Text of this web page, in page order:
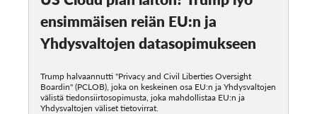
ensimmäisen reiän EU:n ja
Yhdysvaltojen datasopimukseen
Trump halvaannutti "Privacy and Civil Liberties Oversight
Boardin" (PCLOB), joka on keskeinen osa EU:n ja Yhdysvaltojen
välistä tiedonsiirtosopimusta, joka mahdollistaa EU:n ja
Yhdysvaltojen väliset tietovirrat.